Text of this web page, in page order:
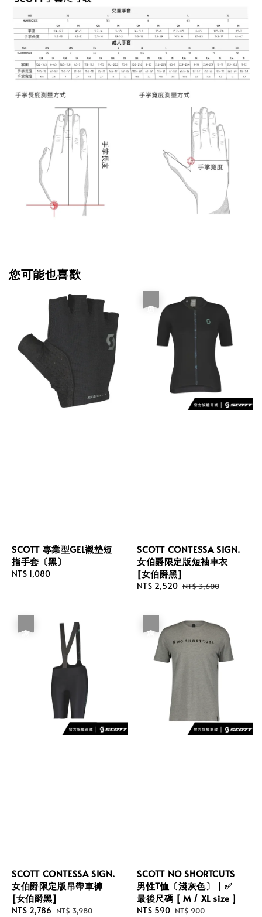
您可能也喜歡
SCOTT 專業型GEL襯墊短
指手套〔黑〕
Regular
NT$ 1,080
SCOTT CONTESSA SIGN.
女伯爵限定版短袖車衣
[女伯爵黑]
Sale
NT$ 2,520 Regular
NT$ 3,600
SCOTT CONTESSA SIGN.
女伯爵限定版吊帶車褲
[女伯爵黑]
Sale
NT$ 2,786 Regular
NT$ 3,980
SCOTT NO SHORTCUTS
男性T恤〔淺灰色〕 | ✅
最後尺碼 [ M / XL size ]
Sale
NT$ 590 Regular
NT$ 900